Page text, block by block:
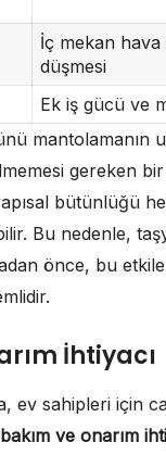
İç mekan hava
düşmesi
Ek iş gücü ve
mantolamanın
gereken
bütünlüğü
Bu nedenle,
önce, bu
İhtiyacı
ev sahipleri için
bakım ve onarım